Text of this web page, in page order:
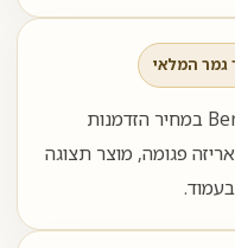
גמר המלאי
מוצר זה נמכר במסגרת Benda Stock במחיר הזדמנות
פגומה, מוצר תצוגה